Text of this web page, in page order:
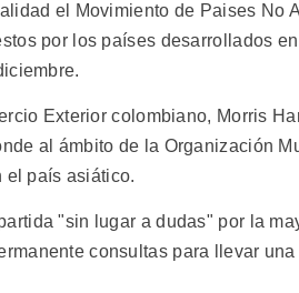
el Movimiento de Paises No
por los países desarrollados
Exterior colombiano, Morris
al ámbito de la Organización
el país asiático.
"sin lugar a dudas" por la
consultas para llevar